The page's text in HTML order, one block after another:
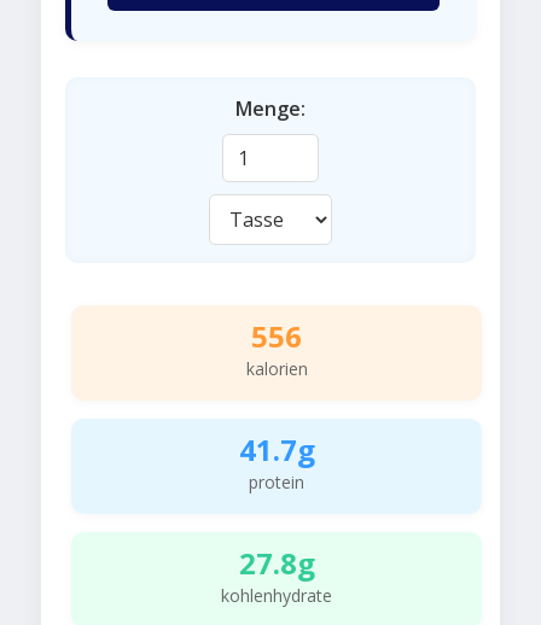
Menge:
556
kalorien
41.7g
protein
27.8g
kohlenhydrate